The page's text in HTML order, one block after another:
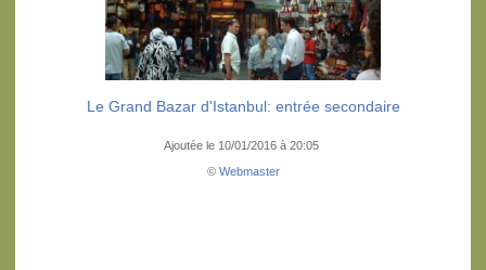
Le Grand Bazar d'Istanbul: entrée secondaire
Ajoutée le 10/01/2016 à 20:05
© Webmaster